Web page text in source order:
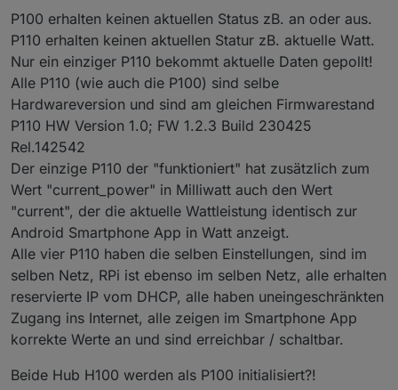
P100 erhalten keinen aktuellen Status zB. an oder aus.
P110 erhalten keinen aktuellen Statur zB. aktuelle Watt.
Nur ein einziger P110 bekommt aktuelle Daten gepollt!
Alle P110 (wie auch die P100) sind selbe
Hardwareversion und sind am gleichen Firmwarestand
P110 HW Version 1.0; FW 1.2.3 Build 230425
Rel.142542
Der einzige P110 der "funktioniert" hat zusätzlich zum
Wert "current_power" in Milliwatt auch den Wert
"current", der die aktuelle Wattleistung identisch zur
Android Smartphone App in Watt anzeigt.
Alle vier P110 haben die selben Einstellungen, sind im
selben Netz, RPi ist ebenso im selben Netz, alle erhalten
reservierte IP vom DHCP, alle haben uneingeschränkten
Zugang ins Internet, alle zeigen im Smartphone App
korrekte Werte an und sind erreichbar / schaltbar.
Beide Hub H100 werden als P100 initialisiert?!